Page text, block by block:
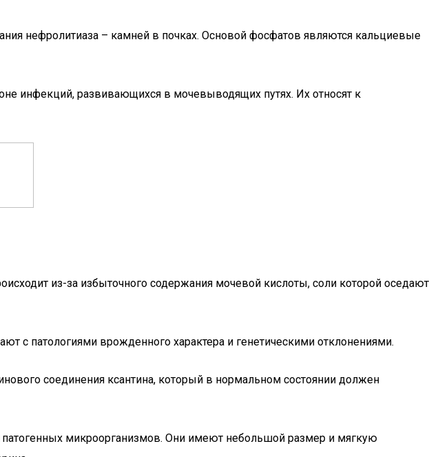
нефролитиаза – камней в почках. Основой фосфатов являются кальциевые
инфекций, развивающихся в мочевыводящих путях. Их относят к
из-за избыточного содержания мочевой кислоты, соли которой оседают
с патологиями врожденного характера и генетическими отклонениями.
соединения ксантина, который в нормальном состоянии должен
микроорганизмов. Они имеют небольшой размер и мягкую